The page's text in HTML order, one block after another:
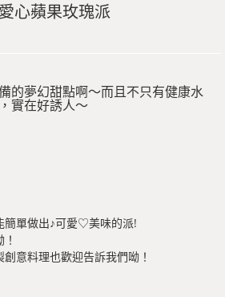
心蘋果玫瑰派
的夢幻甜點啊～而且不只有健康水
實在好誘人～
簡單做出♪可愛♡美味的派!
意料理也歡迎告訴我們呦！